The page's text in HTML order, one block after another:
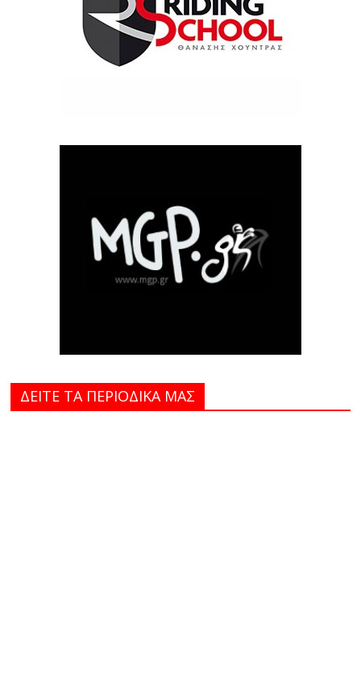
ΔΕΙΤΕ ΤΑ ΠΕΡΙΟΔΙΚΑ MAΣ